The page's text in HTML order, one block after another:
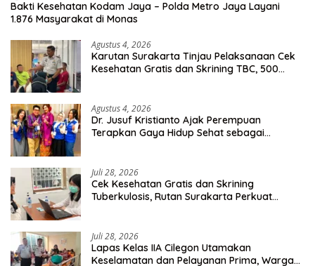
Bakti Kesehatan Kodam Jaya – Polda Metro Jaya Layani
1.876 Masyarakat di Monas
Agustus 4, 2026
Karutan Surakarta Tinjau Pelaksanaan Cek
Kesehatan Gratis dan Skrining TBC, 500
Agustus 4, 2026
Dr. Jusuf Kristianto Ajak Perempuan
Terapkan Gaya Hidup Sehat sebagai
Juli 28, 2026
Cek Kesehatan Gratis dan Skrining
Tuberkulosis, Rutan Surakarta Perkuat
Juli 28, 2026
Lapas Kelas IIA Cilegon Utamakan
Keselamatan dan Pelayanan Prima, Warga